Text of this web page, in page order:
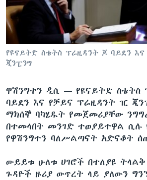
ቋንቋዎች
የዩናይትድ ስቴትስ ፕሬዚዳንት ጆ ባይደን
ጂንፒንግ
ዋሽንግተን ዲሲ — የዩናይትድ ስቴትስ
ባይደን እና የቻይና ፕሬዚዳንት ዢ
ማክሰኞ ባካሄዱት የመጀመሪያቸው
በተመላበት መንገድ ተወያይተዋል ሲሉ
የዋሽንግተን ባለሥልጣናት አድናቆት
ውይይቱ ሁለቱ ሀገሮች በተለያዩ
ጉዳዮች ዙሪያ ውጥረት ላይ ያለውን